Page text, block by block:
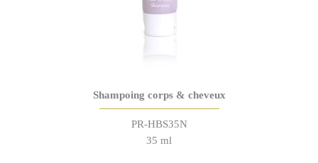
Shampoing corps & cheveux
PR-HBS35N
35 ml